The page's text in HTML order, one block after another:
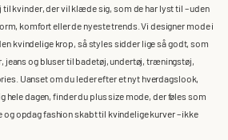
til kvinder, der vil klæde sig, som de har lyst til – uden
komfort eller de nyeste trends. Vi designer mode i
kvindelige krop, så styles sidder lige så godt, som
jeans og bluser til badetøj, undertøj, træningstøj,
Uanset om du leder efter et nyt hverdagslook,
hele dagen, finder du plus size mode, der føles som
opdag fashion skabt til kvindelige kurver – ikke